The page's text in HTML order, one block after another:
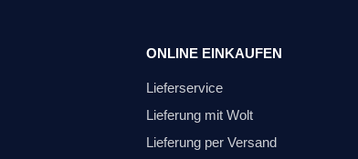
ONLINE EINKAUFEN
Lieferservice
Lieferung mit Wolt
Lieferung per Versand